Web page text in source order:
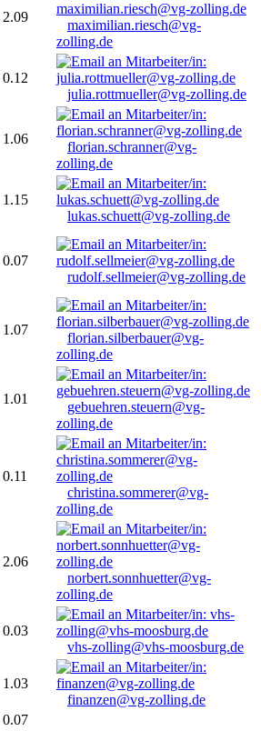
2.09
maximilian.riesch@vg-
zolling.de
0.12
julia.rottmueller@vg-zolling.de
1.06
florian.schranner@vg-
zolling.de
1.15
lukas.schuett@vg-zolling.de
0.07
rudolf.sellmeier@vg-zolling.de
1.07
florian.silberbauer@vg-
zolling.de
1.01
gebuehren.steuern@vg-
zolling.de
0.11
christina.sommerer@vg-
zolling.de
2.06
norbert.sonnhuetter@vg-
zolling.de
0.03
vhs-zolling@vhs-moosburg.de
1.03
finanzen@vg-zolling.de
0.07